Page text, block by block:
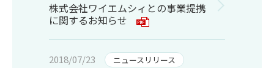
株式会社ワイエムシィとの事業提携
に関するお知らせ
2018/07/23 ニュースリリース